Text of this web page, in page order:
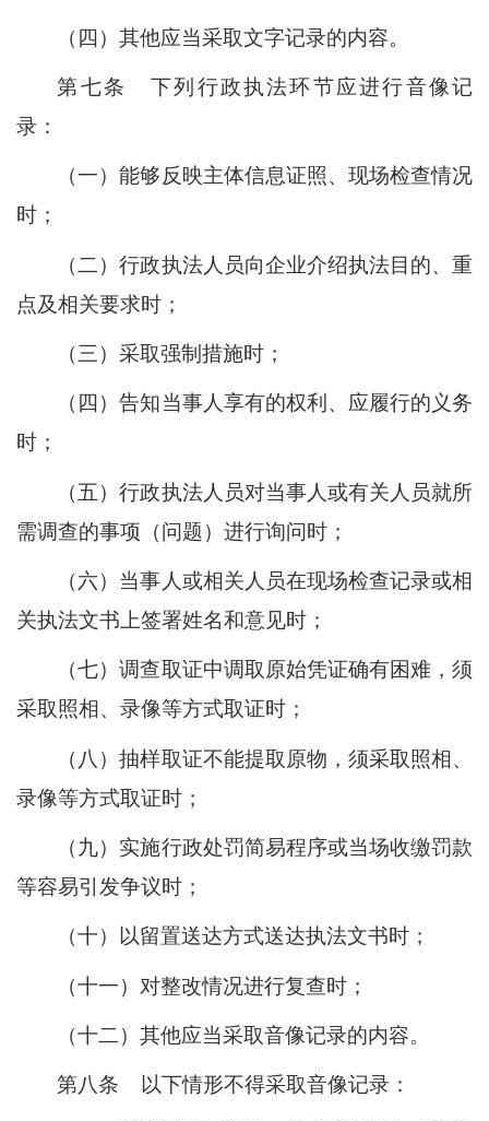
（四）其他应当采取文字记录的内容。
第七条
下列行政执法环节应进行音像记
录：
（一）能够反映主体信息证照、现场检查情况
时；
（二）行政执法人员向企业介绍执法目的、重
点及相关要求时；
（三）采取强制措施时；
（四）告知当事人享有的权利、应履行的义务
时；
（五）行政执法人员对当事人或有关人员就所
需调查的事项（问题）进行询问时；
（六）当事人或相关人员在现场检查记录或相
关执法文书上签署姓名和意见时；
（七）调查取证中调取原始凭证确有困难，须
采取照相、录像等方式取证时；
（八）抽样取证不能提取原物，须采取照相、
录像等方式取证时；
（九）实施行政处罚简易程序或当场收缴罚款
等容易引发争议时；
（十）以留置送达方式送达执法文书时；
（十一） 对整改情况进行复查时；
（十二）其他应当采取音像记录的内容。
第八条 以下情形不得采取音像记录：